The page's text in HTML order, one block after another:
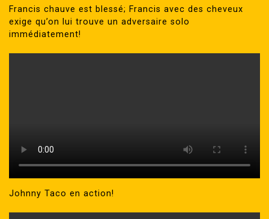
Francis chauve est blessé; Francis avec des cheveux
exige qu’on lui trouve un adversaire solo
immédiatement!
Johnny Taco en action!